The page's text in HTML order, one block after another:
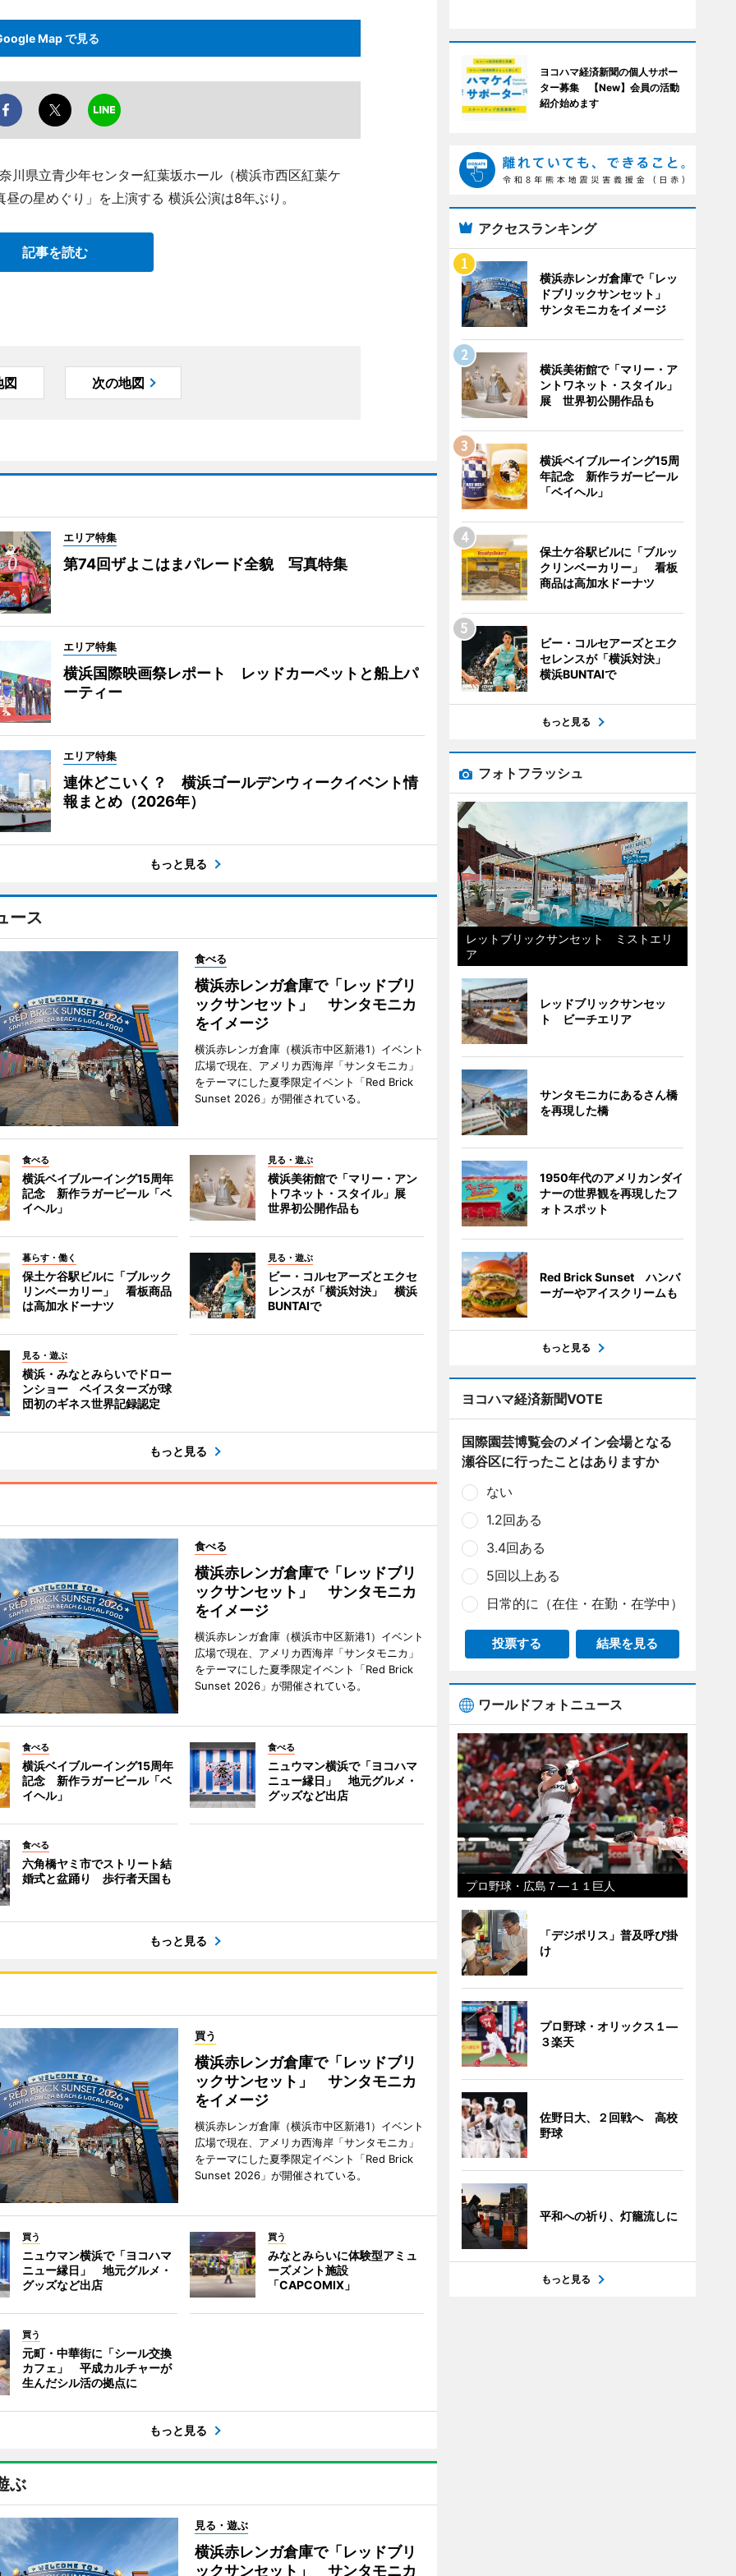
Map で見る
川県立青少年センター紅葉坂ホール（横浜市西区紅葉ケ
の星めぐり」を上演する 横浜公演は8年ぶり。
記事を読む
図 次の地図
エリア特集
第74回ザよこはまパレード全貌 写真特集
エリア特集
横浜国際映画祭レポート レッドカーペットと船上パ
ーティー
エリア特集
連休どこいく？ 横浜ゴールデンウィークイベント情
報まとめ（2026年）
もっと見る
ース
食べる
横浜赤レンガ倉庫で「レッドブリ
ックサンセット」 サンタモニカ
をイメージ
横浜赤レンガ倉庫（横浜市中区新港1）イベント
広場で現在、アメリカ西海岸「サンタモニカ」
をテーマにした夏季限定イベント「Red Brick
Sunset 2026」が開催されている。
食べる
横浜ベイブルーイング15周年
記念 新作ラガービール「ベ
イヘル」
見る・遊ぶ
横浜美術館で「マリー・アン
トワネット・スタイル」展
世界初公開作品も
暮らす・働く
保土ケ谷駅ビルに「ブルック
リンベーカリー」 看板商品
は高加水ドーナツ
見る・遊ぶ
ビー・コルセアーズとエクセ
レンスが「横浜対決」 横浜
BUNTAIで
見る・遊ぶ
横浜・みなとみらいでドロー
ンショー ベイスターズが球
団初のギネス世界記録認定
もっと見る
食べる
横浜赤レンガ倉庫で「レッドブリ
ックサンセット」 サンタモニカ
をイメージ
横浜赤レンガ倉庫（横浜市中区新港1）イベント
広場で現在、アメリカ西海岸「サンタモニカ」
をテーマにした夏季限定イベント「Red Brick
Sunset 2026」が開催されている。
食べる
横浜ベイブルーイング15周年
記念 新作ラガービール「ベ
イヘル」
食べる
ニュウマン横浜で「ヨコハマ
ニュー縁日」 地元グルメ・
グッズなど出店
食べる
六角橋ヤミ市でストリート結
婚式と盆踊り 歩行者天国も
もっと見る
買う
横浜赤レンガ倉庫で「レッドブリ
ックサンセット」 サンタモニカ
をイメージ
横浜赤レンガ倉庫（横浜市中区新港1）イベント
広場で現在、アメリカ西海岸「サンタモニカ」
をテーマにした夏季限定イベント「Red Brick
Sunset 2026」が開催されている。
買う
ニュウマン横浜で「ヨコハマ
ニュー縁日」 地元グルメ・
グッズなど出店
買う
みなとみらいに体験型アミュ
ーズメント施設
「CAPCOMIX」
買う
元町・中華街に「シール交換
カフェ」 平成カルチャーが
生んだシル活の拠点に
もっと見る
ぶ
見る・遊ぶ
横浜赤レンガ倉庫で「レッドブリ
ックサンセット」 サンタモニカ
ヨコハマ経済新聞の個人サポー
ター募集 【New】会員の活動
紹介始めます
アクセスランキング
横浜赤レンガ倉庫で「レッ
ドブリックサンセット」
サンタモニカをイメージ
横浜美術館で「マリー・ア
ントワネット・スタイル」
展 世界初公開作品も
横浜ベイブルーイング15周
年記念 新作ラガービール
「ベイヘル」
保土ケ谷駅ビルに「ブルッ
クリンベーカリー」 看板
商品は高加水ドーナツ
ビー・コルセアーズとエク
セレンスが「横浜対決」
横浜BUNTAIで
もっと見る
フォトフラッシュ
レットブリックサンセット ミストエリ
ア
レッドブリックサンセッ
ト ビーチエリア
サンタモニカにあるさん橋
を再現した橋
1950年代のアメリカンダイ
ナーの世界観を再現したフ
ォトスポット
Red Brick Sunset ハンバ
ーガーやアイスクリームも
もっと見る
ヨコハマ経済新聞VOTE
国際園芸博覧会のメイン会場となる
瀬谷区に行ったことはありますか
ない
1.2回ある
3.4回ある
5回以上ある
日常的に（在住・在勤・在学中）
投票する 結果を見る
ワールドフォトニュース
プロ野球・広島７―１１巨人
「デジポリス」普及呼び掛
け
プロ野球・オリックス１―
３楽天
佐野日大、２回戦へ 高校
野球
平和への祈り、灯籠流しに
もっと見る